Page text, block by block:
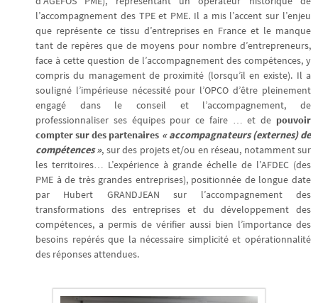
l’accompagnement des TPE et PME. Il a mis l’accent sur l’enjeu
que représente ce tissu d’entreprises en France et le manque
tant de repères que de moyens pour nombre d’entrepreneurs,
face à cette question de l’accompagnement des compétences, y
compris du management de proximité (lorsqu’il en existe). Il a
souligné l’impérieuse nécessité pour l’OPCO d’être pleinement
engagé dans le conseil et l’accompagnement, de
professionnaliser ses équipes pour ce faire … et de pouvoir
compter sur des partenaires « accompagnateurs (externes) de
compétences », sur des projets et/ou en réseau, notamment sur
les territoires… L’expérience à grande échelle de l’AFDEC (des
PME à de très grandes entreprises), positionnée de longue date
par Hubert GRANDJEAN sur l’accompagnement des
transformations des entreprises et du développement des
compétences, a permis de vérifier aussi bien l’importance des
besoins repérés que la nécessaire simplicité et opérationnalité
des réponses attendues.